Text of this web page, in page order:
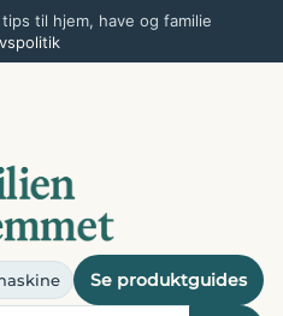
til hjem, have og familie
Se produktguides